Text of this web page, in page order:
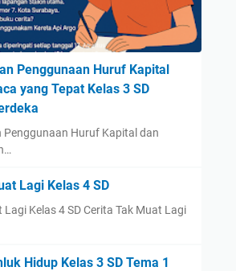
Penggunaan Huruf Kapital
yang Tepat Kelas 3 SD
Penggunaan Huruf Kapital dan
Lagi Kelas 4 SD
Lagi Kelas 4 SD Cerita Tak Muat Lagi
Hidup Kelas 3 SD Tema 1